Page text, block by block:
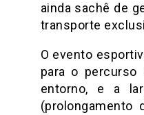
ainda sachê de
transporte
O evento
para o percurso
entorno, e a